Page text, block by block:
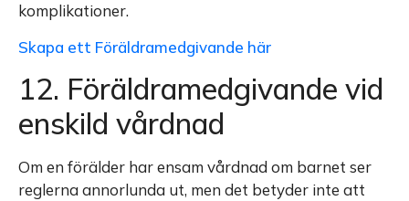
komplikationer.
Skapa ett Föräldramedgivande här
12. Föräldramedgivande vid
enskild vårdnad
Om en förälder har ensam vårdnad om barnet ser
reglerna annorlunda ut, men det betyder inte att